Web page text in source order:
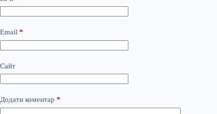
Email *
Сайт
Додати коментар *